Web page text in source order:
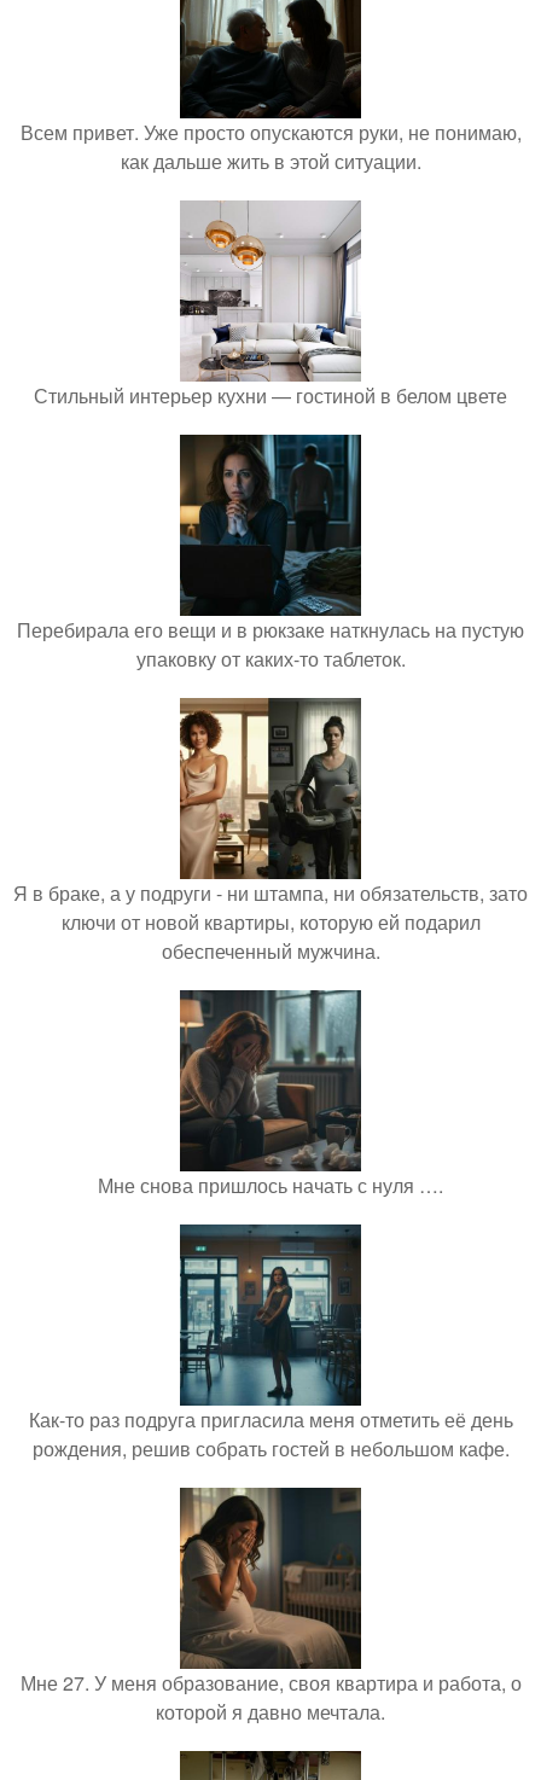
Всем привет. Уже просто опускаются руки, не понимаю,
как дальше жить в этой ситуации.
Стильный интерьер кухни — гостиной в белом цвете
Перебирала его вещи и в рюкзаке наткнулась на пустую
упаковку от каких-то таблеток.
Я в браке, а у подруги - ни штампа, ни обязательств, зато
ключи от новой квартиры, которую ей подарил
обеспеченный мужчина.
Мне снова пришлось начать с нуля ….
Как-то раз подруга пригласила меня отметить её день
рождения, решив собрать гостей в небольшом кафе.
Мне 27. У меня образование, своя квартира и работа, о
которой я давно мечтала.